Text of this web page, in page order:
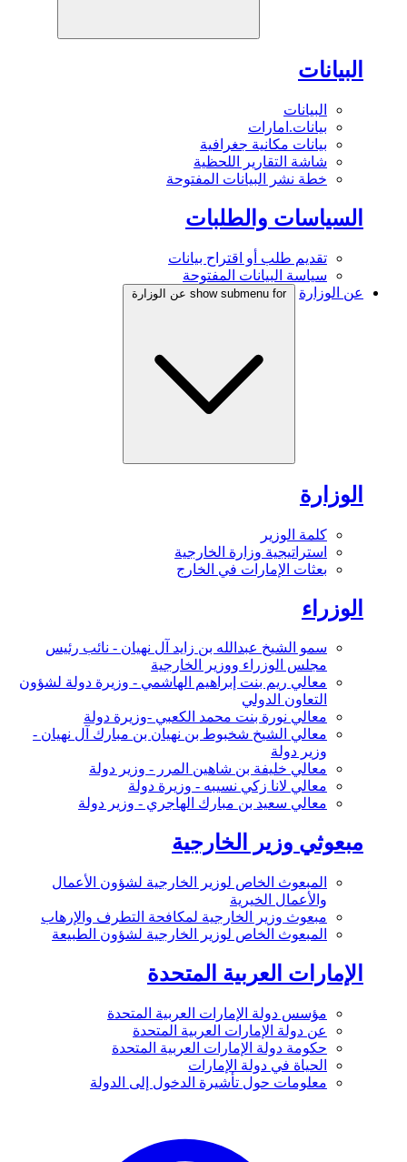
البيانات
البيانات
بيانات.امارات
بيانات مكانية جغرافية
شاشة التقارير اللحظية
خطة نشر البيانات المفتوحة
السياسات والطلبات
تقديم طلب أو اقتراح بيانات
سياسة البيانات المفتوحة
عن الوزارة
show submenu for عن الوزارة
الوزارة
كلمة الوزير
استراتيجية وزارة الخارجية
بعثات الإمارات في الخارج
الوزراء
سمو الشيخ عبدالله بن زايد آل نهيان - نائب رئيس
مجلس الوزراء ووزير الخارجية
معالي ريم بنت إبراهيم الهاشمي - وزيرة دولة لشؤون
التعاون الدولي
معالي نورة بنت محمد الكعبي -وزيرة دولة
معالي الشيخ شخبوط بن نهيان بن مبارك آل نهيان -
وزير دولة
معالي خليفة بن شاهين المرر - وزير دولة
معالي لانا زكي نسيبه - وزيرة دولة
معالي سعيد بن مبارك الهاجري - وزير دولة
مبعوثي وزير الخارجية
المبعوث الخاص لوزير الخارجية لشؤون الأعمال
والأعمال الخيرية
مبعوث وزير الخارجية لمكافحة التطرف والإرهاب
المبعوث الخاص لوزير الخارجية لشؤون الطبيعة
الإمارات العربية المتحدة
مؤسس دولة الإمارات العربية المتحدة
عن دولة الإمارات العربية المتحدة
حكومة دولة الإمارات العربية المتحدة
الحياة في دولة الإمارات
معلومات حول تأشيرة الدخول إلى الدولة